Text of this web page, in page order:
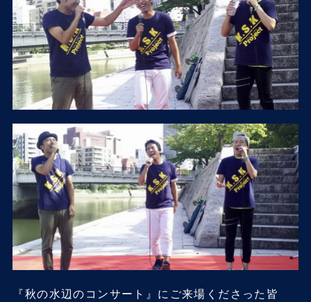
『秋の水辺のコンサート』にご来場くださった皆